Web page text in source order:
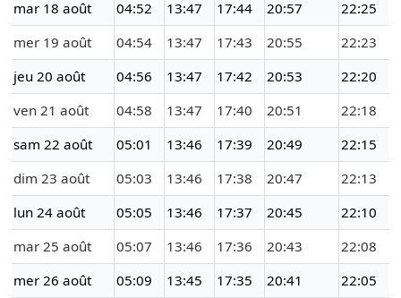
mar 18 août
04:52 13:47 17:44 20:57
22:25
mer 19 août
04:54 13:47 17:43 20:55
22:23
jeu 20 août
04:56 13:47 17:42 20:53
22:20
ven 21 août
04:58 13:47 17:40 20:51
22:18
sam 22 août
05:01 13:46 17:39 20:49
22:15
dim 23 août
05:03 13:46 17:38 20:47
22:13
lun 24 août
05:05 13:46 17:37 20:45
22:10
mar 25 août
05:07 13:46 17:36 20:43
22:08
mer 26 août
05:09 13:45 17:35 20:41
22:05